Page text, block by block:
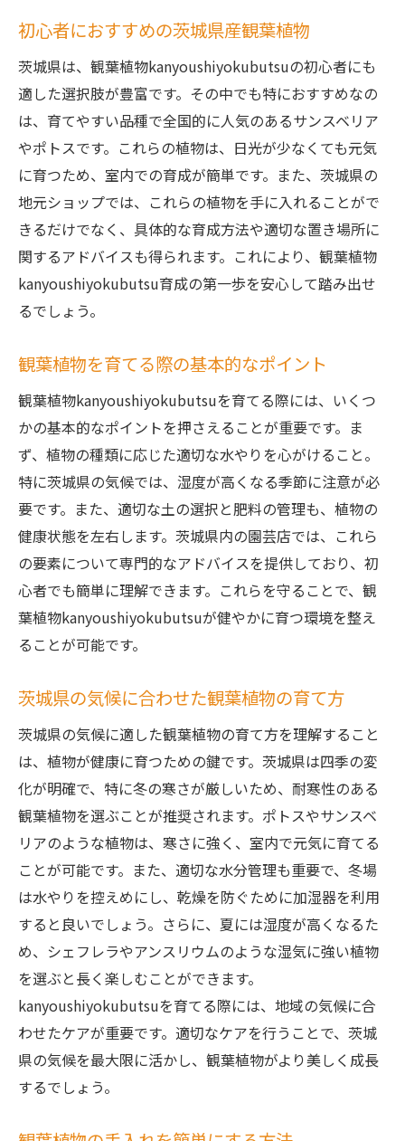
初心者におすすめの茨城県産観葉植物
茨城県は、観葉植物kanyoushiyokubutsuの初心者にも
適した選択肢が豊富です。その中でも特におすすめなの
は、育てやすい品種で全国的に人気のあるサンスベリア
やポトスです。これらの植物は、日光が少なくても元気
に育つため、室内での育成が簡単です。また、茨城県の
地元ショップでは、これらの植物を手に入れることがで
きるだけでなく、具体的な育成方法や適切な置き場所に
関するアドバイスも得られます。これにより、観葉植物
kanyoushiyokubutsu育成の第一歩を安心して踏み出せ
るでしょう。
観葉植物を育てる際の基本的なポイント
観葉植物kanyoushiyokubutsuを育てる際には、いくつ
かの基本的なポイントを押さえることが重要です。ま
ず、植物の種類に応じた適切な水やりを心がけること。
特に茨城県の気候では、湿度が高くなる季節に注意が必
要です。また、適切な土の選択と肥料の管理も、植物の
健康状態を左右します。茨城県内の園芸店では、これら
の要素について専門的なアドバイスを提供しており、初
心者でも簡単に理解できます。これらを守ることで、観
葉植物kanyoushiyokubutsuが健やかに育つ環境を整え
ることが可能です。
茨城県の気候に合わせた観葉植物の育て方
茨城県の気候に適した観葉植物の育て方を理解すること
は、植物が健康に育つための鍵です。茨城県は四季の変
化が明確で、特に冬の寒さが厳しいため、耐寒性のある
観葉植物を選ぶことが推奨されます。ポトスやサンスベ
リアのような植物は、寒さに強く、室内で元気に育てる
ことが可能です。また、適切な水分管理も重要で、冬場
は水やりを控えめにし、乾燥を防ぐために加湿器を利用
すると良いでしょう。さらに、夏には湿度が高くなるた
め、シェフレラやアンスリウムのような湿気に強い植物
を選ぶと長く楽しむことができます。
kanyoushiyokubutsuを育てる際には、地域の気候に合
わせたケアが重要です。適切なケアを行うことで、茨城
県の気候を最大限に活かし、観葉植物がより美しく成長
するでしょう。